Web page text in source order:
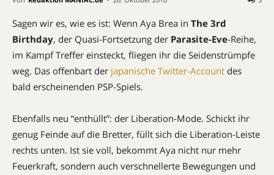
Sagen wir es, wie es ist: Wenn Aya Brea in The 3rd
Birthday, der Quasi-Fortsetzung der Parasite-Eve-Reihe,
im Kampf Treffer einsteckt, fliegen ihr die Seidenstrümpfe
weg. Das offenbart der japanische Twitter-Account des
bald erscheinenden PSP-Spiels.
Ebenfalls neu “enthüllt”: der Liberation-Mode. Schickt ihr
genug Feinde auf die Bretter, füllt sich die Liberation-Leiste
rechts unten. Ist sie voll, bekommt Aya nicht nur mehr
Feuerkraft, sondern auch verschnellerte Bewegungen und